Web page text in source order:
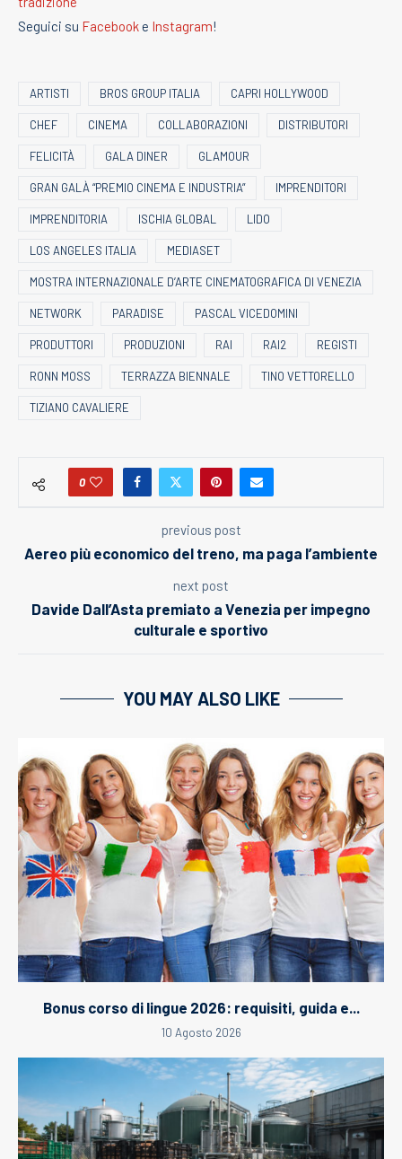
Seguici su Facebooke Instagram!
ARTISTI BROS GROUP ITALIA CAPRI HOLLYWOOD
CHEF CINEMA COLLABORAZIONI DISTRIBUTORI
FELICITÀ GALA DINER GLAMOUR
GRAN GALÀ “PREMIO CINEMA E INDUSTRIA” IMPRENDITORI
IMPRENDITORIA ISCHIA GLOBAL LIDO
LOS ANGELES ITALIA MEDIASET
MOSTRA INTERNAZIONALE D’ARTE CINEMATOGRAFICA DI VENEZIA
NETWORK PARADISE PASCAL VICEDOMINI
PRODUTTORI PRODUZIONI RAI RAI2 REGISTI
RONN MOSS TERRAZZA BIENNALE TINO VETTORELLO
TIZIANO CAVALIERE
0
previous post
Aereo più economico del treno, ma paga l’ambiente
next post
Davide Dall’Asta premiato a Venezia per impegno
culturale e sportivo
YOU MAY ALSO LIKE
Bonus corso di lingue 2026: requisiti, guida e...
10 Agosto 2026